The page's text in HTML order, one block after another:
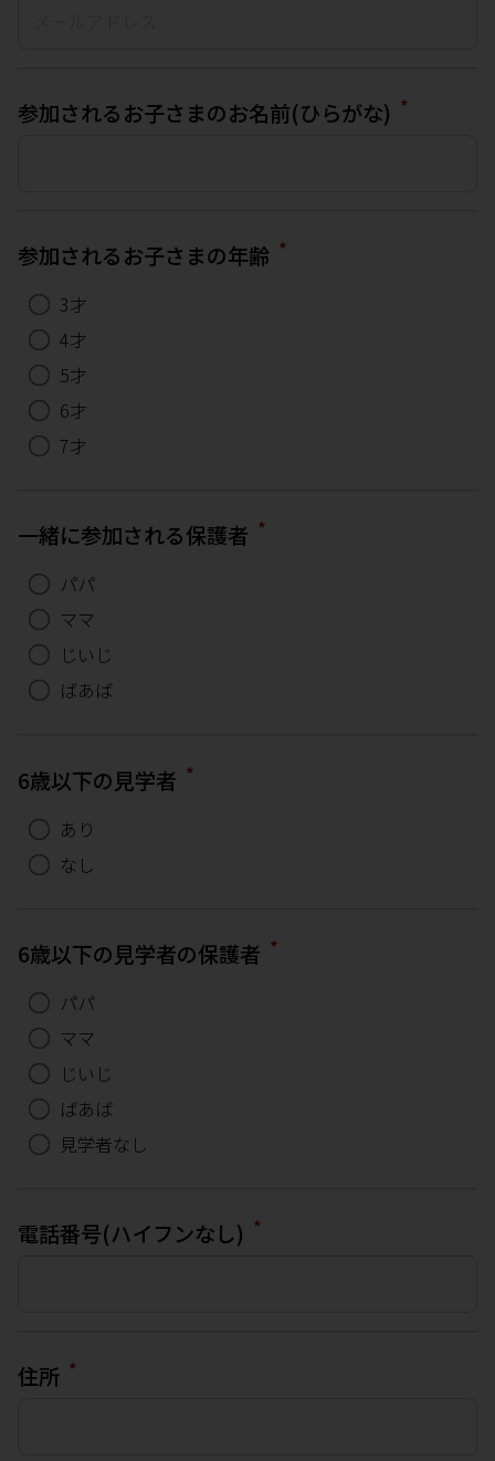
参加されるお子さまのお名前(ひらがな) *
参加されるお子さまの年齢 *
3才
4才
5才
6才
7才
一緒に参加される保護者 *
パパ
ママ
じいじ
ばあば
6歳以下の見学者 *
あり
なし
6歳以下の見学者の保護者 *
パパ
ママ
じいじ
ばあば
見学者なし
電話番号(ハイフンなし) *
住所 *